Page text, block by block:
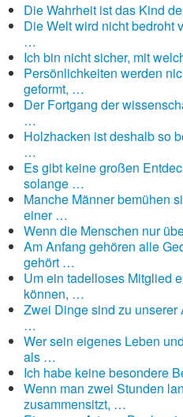
Die Wahrheit ist das Kind
Die Welt wird nicht bedroht
…
Ich bin nicht sicher, mit
Persönlichkeiten werden
geformt, …
Der Fortgang der
…
Holzhacken ist deshalb so
…
Es gibt keine großen
solange …
Manche Männer bemühen
einer …
Wenn die Menschen nur
Am Anfang gehören alle
gehört …
Um ein tadelloses Mitglied
können, …
Zwei Dinge sind zu
…
Wer sein eigenes Leben
als …
Ich habe keine besondere
Wenn man zwei Stunden
zusammensitzt, …